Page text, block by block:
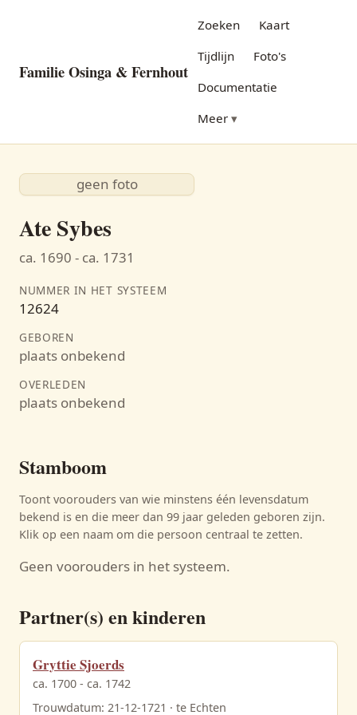
Familie Osinga & Fernhout
Zoeken
Kaart
Tijdlijn
Foto's
Documentatie
Meer
geen foto
Ate Sybes
ca. 1690 - ca. 1731
NUMMER IN HET SYSTEEM
12624
GEBOREN
plaats onbekend
OVERLEDEN
plaats onbekend
Stamboom
Toont voorouders van wie minstens één levensdatum
bekend is en die meer dan 99 jaar geleden geboren zijn.
Klik op een naam om die persoon centraal te zetten.
Geen voorouders in het systeem.
Partner(s) en kinderen
Gryttie Sjoerds
ca. 1700 - ca. 1742
Trouwdatum: 21-12-1721 · te Echten